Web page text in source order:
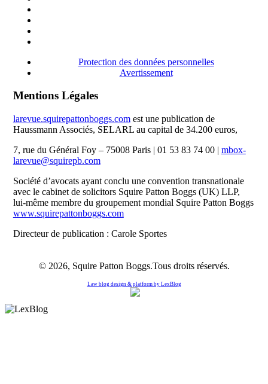
Protection des données personnelles
Avertissement
Mentions Légales
larevue.squirepattonboggs.comest une publication de
Haussmann Associés, SELARL au capital de 34.200 euros,
7, rue du Général Foy – 75008 Paris | 01 53 83 74 00 | mbox-
larevue@squirepb.com
Société d’avocats ayant conclu une convention transnationale
avec le cabinet de solicitors Squire Patton Boggs (UK) LLP,
lui-même membre du groupement mondial Squire Patton Boggs
www.squirepattonboggs.com
Directeur de publication : Carole Sportes
© 2026, Squire Patton Boggs.Tous droits réservés.
Law blog design & platform by LexBlog